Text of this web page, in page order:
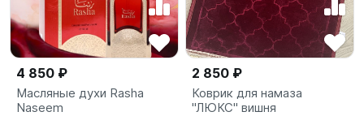
4 850 ₽
Масляные духи Rasha
Naseem
2 850 ₽
Коврик для намаза
"ЛЮКС" вишня